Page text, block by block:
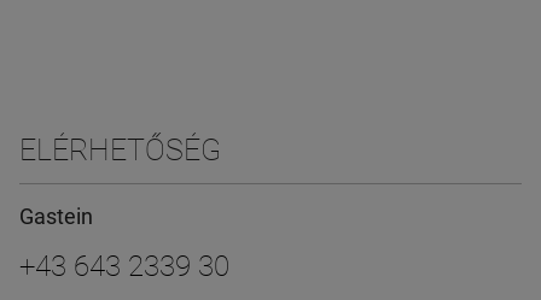
ELÉRHETŐSÉG
Gastein
+43 643 2339 30